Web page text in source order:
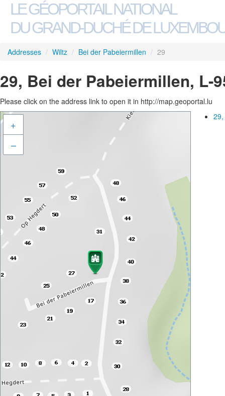
LE GÉOPORTAIL NATIONAL
DU GRAND-DUCHÉ DE
Addresses / Wiltz / Bei der Pabeiermillen / 29
29, Bei der Pabeiermillen, L-
Please click on the address link to open it in http://map.geoportal.lu
+
–